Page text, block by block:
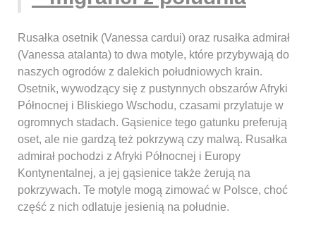
Rusałka osetnik (Vanessa cardui) oraz rusałka admirał
(Vanessa atalanta) to dwa motyle, które przybywają do
naszych ogrodów z dalekich południowych krain.
Osetnik, wywodzący się z pustynnych obszarów Afryki
Północnej i Bliskiego Wschodu, czasami przylatuje w
ogromnych stadach. Gąsienice tego gatunku preferują
oset, ale nie gardzą też pokrzywą czy malwą. Rusałka
admirał pochodzi z Afryki Północnej i Europy
Kontynentalnej, a jej gąsienice także żerują na
pokrzywach. Te motyle mogą zimować w Polsce, choć
część z nich odlatuje jesienią na południe.